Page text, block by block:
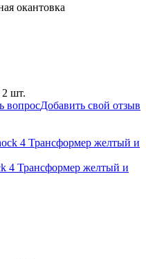
окантовка
2 шт.
вопросДобавить свой отзыв
4 Трансформер желтый и